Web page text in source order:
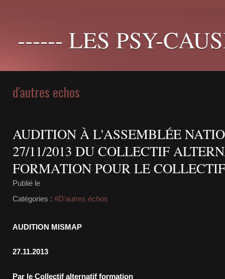
------ LES PSY-
d'autres echos
AUDITION À L'ASSEMBLÉE
27/11/2013 DU COLLECTIF
FORMATION POUR LE
Publié le
Catégories : #D'autres échos
AUDITION MISMAP
27.11.2013
Par le Collectif alternatif formation